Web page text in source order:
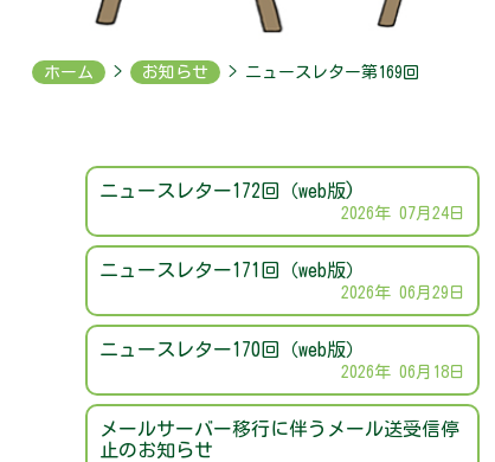
ホーム > お知らせ > ニュースレター第169回
ニュースレター172回（web版)
2026年 07月24日
ニュースレター171回（web版）
2026年 06月29日
ニュースレター170回（web版）
2026年 06月18日
メールサーバー移行に伴うメール送受信停
止のお知らせ